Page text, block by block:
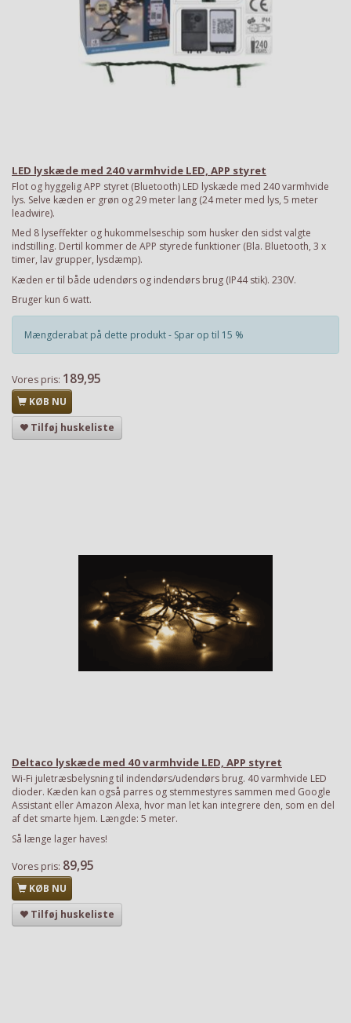
LED lyskæde med 240 varmhvide LED, APP styret
Flot og hyggelig APP styret (Bluetooth) LED lyskæde med 240 varmhvide
lys. Selve kæden er grøn og 29 meter lang (24 meter med lys, 5 meter
leadwire).
Med 8 lyseffekter og hukommelseschip som husker den sidst valgte
indstilling. Dertil kommer de APP styrede funktioner (Bla. Bluetooth, 3 x
timer, lav grupper, lysdæmp).
Kæden er til både udendørs og indendørs brug (IP44 stik). 230V.
Bruger kun 6 watt.
Mængderabat på dette produkt - Spar op til 15 %
Vores pris: 189,95
KØB NU
Tilføj huskeliste
Deltaco lyskæde med 40 varmhvide LED, APP styret
Wi-Fi juletræsbelysning til indendørs/udendørs brug. 40 varmhvide LED
dioder. Kæden kan også parres og stemmestyres sammen med Google
Assistant eller Amazon Alexa, hvor man let kan integrere den, som en del
af det smarte hjem. Længde: 5 meter.
Så længe lager haves!
Vores pris: 89,95
KØB NU
Tilføj huskeliste